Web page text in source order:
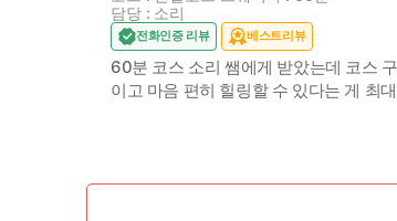
담당 : 소리
전화인증 리뷰 베스트리뷰
60분 코스 소리 쌤에게 받았는데 코스
이고 마음 편히 힐링할 수 있다는 게 최